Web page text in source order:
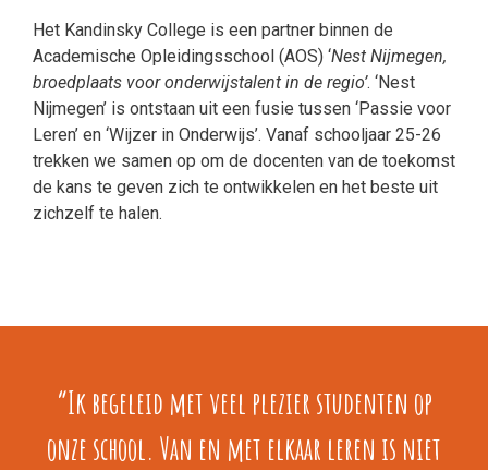
Het Kandinsky College is een partner binnen de
Academische Opleidingsschool (AOS) ‘Nest Nijmegen,
broedplaats voor onderwijstalent in de regio’. ‘Nest
Nijmegen’ is ontstaan uit een fusie tussen ‘Passie voor
Leren’ en ‘Wijzer in Onderwijs’. Vanaf schooljaar 25-26
trekken we samen op om de docenten van de toekomst
de kans te geven zich te ontwikkelen en het beste uit
zichzelf te halen.
“Ik begeleid met veel plezier studenten op
onze school. Van en met elkaar leren is niet